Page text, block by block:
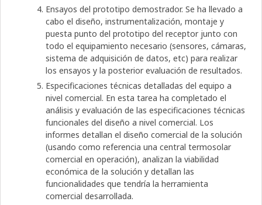
Ensayos del prototipo demostrador. Se ha llevado a
cabo el diseño, instrumentalización, montaje y
puesta punto del prototipo del receptor junto con
todo el equipamiento necesario (sensores, cámaras,
sistema de adquisición de datos, etc) para realizar
los ensayos y la posterior evaluación de resultados.
Especificaciones técnicas detalladas del equipo a
nivel comercial. En esta tarea ha completado el
análisis y evaluación de las especificaciones técnicas
funcionales del diseño a nivel comercial. Los
informes detallan el diseño comercial de la solución
(usando como referencia una central termosolar
comercial en operación), analizan la viabilidad
económica de la solución y detallan las
funcionalidades que tendría la herramienta
comercial desarrollada.